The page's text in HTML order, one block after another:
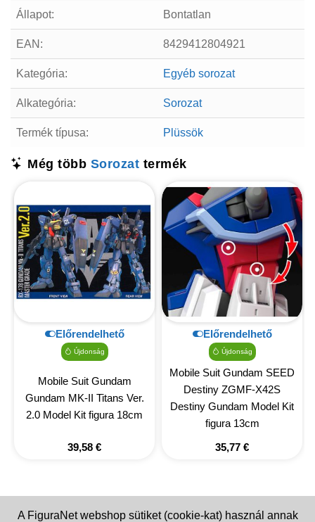
Állapot: Bontatlan
EAN: 8429412804921
Kategória: Egyéb sorozat
Alkategória: Sorozat
Termék típusa: Plüssök
Még több Sorozat termék
Előrendelhető
Újdonság
Mobile Suit Gundam
Gundam MK-II Titans Ver.
2.0 Model Kit figura 18cm
39,58 €
Előrendelhető
Újdonság
Mobile Suit Gundam SEED
Destiny ZGMF-X42S
Destiny Gundam Model Kit
figura 13cm
35,77 €
A FiguraNet webshop sütiket (cookie-kat) használ annak